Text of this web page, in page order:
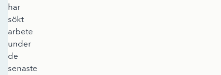
har
sökt
arbete
under
de
senaste